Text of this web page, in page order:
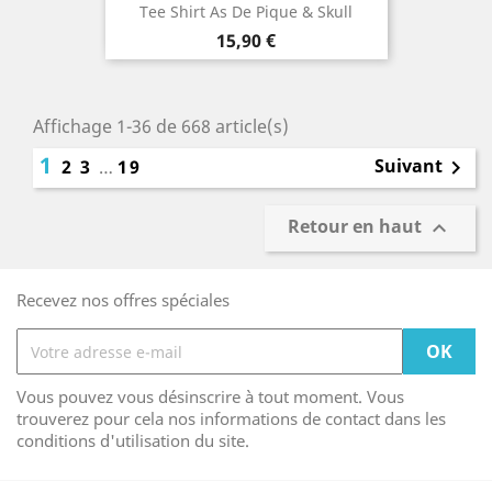
Tee Shirt As De Pique & Skull
Prix
15,90 €
Affichage 1-36 de 668 article(s)
1 2 3 … 19 Suivant 
Retour en haut 
Recevez nos offres spéciales
Vous pouvez vous désinscrire à tout moment. Vous
trouverez pour cela nos informations de contact dans les
conditions d'utilisation du site.